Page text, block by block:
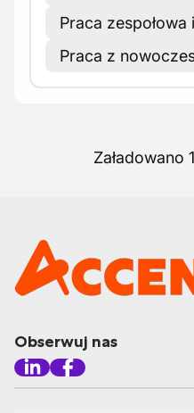
Praca
Praca z
Załadowano
Obserwuj nas